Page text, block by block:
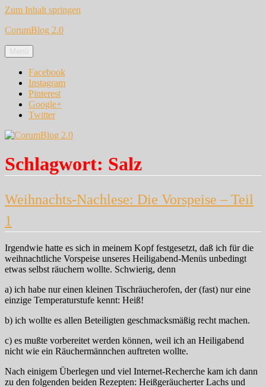
Zum Inhalt springen
CorumBlog 2.0
Menü
Facebook
Instagram
Pinterest
Google+
Twitter
Schlagwort: Salz
Weihnachts-Nachlese: Die Vorspeise – Teil
1
Irgendwie hatte es sich in meinem Kopf festgesetzt, daß ich für die
weihnachtliche Vorspeise unseres Heiligabend-Menüs unbedingt
etwas selbst räuchern wollte. Schwierig, denn
a) ich habe nur einen kleinen Tischräucherofen, der (fast) nur eine
einzige Temperaturstufe kennt: Heiß!
b) ich wollte es allen Beteiligten geschmacksmäßig recht machen.
c) es mußte vorbereitet werden können, weil ich an Heiligabend
nicht wie ein Räuchermännchen auftreten wollte.
Nach einigem Überlegen und viel Internet-Recherche kam ich dann
zu den folgenden beiden Rezepten: Heißgeräucherter Lachs und